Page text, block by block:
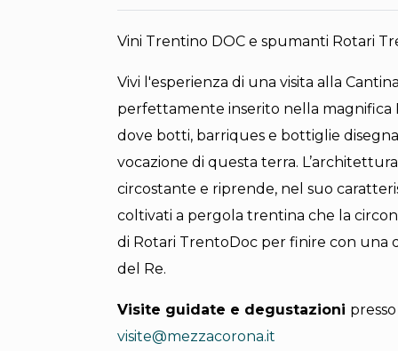
Vini Trentino DOC e spumanti Rotari
Vivi l'esperienza di una visita alla
perfettamente inserito nella magnifica
dove botti, barriques e bottiglie
vocazione di questa terra.
circostante e riprende, nel suo
coltivati a pergola trentina che la
di Rotari TrentoDoc per finire con una
del Re.
Visite guidate e degustazioni
visite@mezzacorona.it